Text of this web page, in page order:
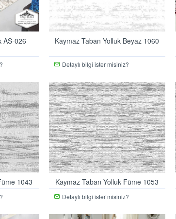
AS-026
Kaymaz Taban Yolluk Beyaz 1060
Detaylı bilgi ister misiniz?
1043 Kaymaz Taban Yolluk Füme 1053
Detaylı bilgi ister misiniz?